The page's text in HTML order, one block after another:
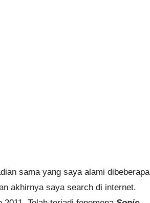
sama yang saya alami dibeberapa
akhirnya saya search di internet.